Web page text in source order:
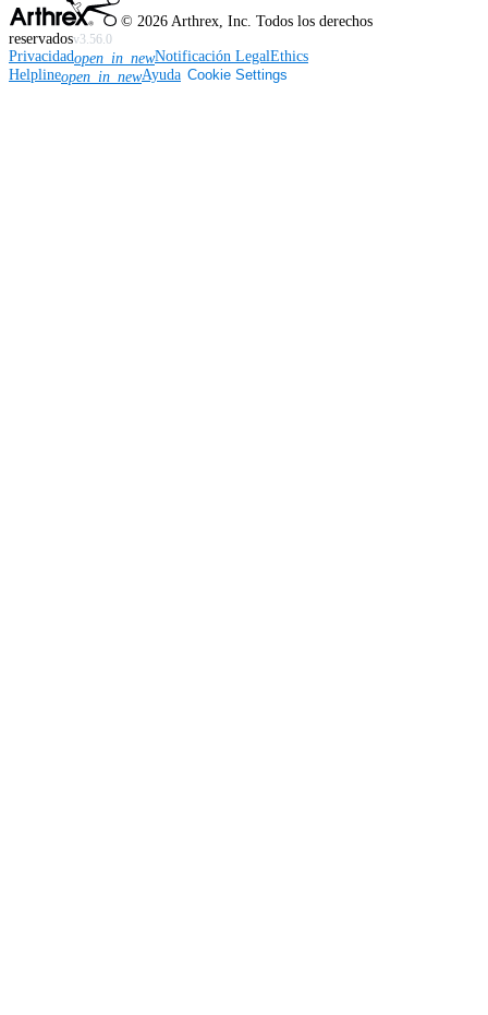
© 2026 Arthrex, Inc. Todos los derechos
reservadosv3.56.0
Privacidadopen_in_newNotificación LegalEthics
Helplineopen_in_newAyuda Cookie Settings